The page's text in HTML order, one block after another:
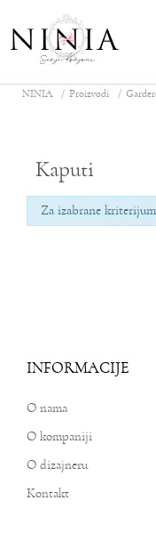
NINIA Proizvodi
Kaputi
Za izabrane
INFORMACIJE
O nama
O kompaniji
O dizajneru
Kontakt